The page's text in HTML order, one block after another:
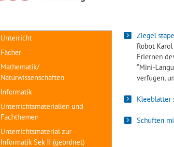
Ziegel
Robot
Erlernen
“Mini-
verfügen,
Kleeblätter
Schuften
Unterricht
Fächer
Mathematik/
Naturwissenschaften
Informatik
Unterrichtsmaterialien und
Fachthemen
Unterrichtsmaterial zur
Informatik Sek II (geordnet)